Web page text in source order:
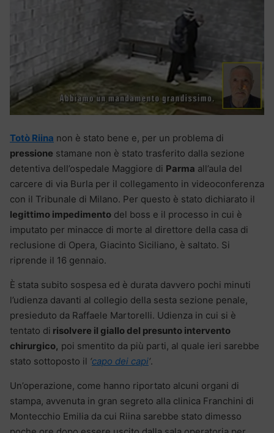
Totò Riina non è stato bene e, per un problema di
pressione stamane non è stato trasferito dalla sezione
detentiva dell’ospedale Maggiore di Parma all’aula del
carcere di via Burla per il collegamento in videoconferenza
con il Tribunale di Milano. Per questo è stato dichiarato il
legittimo impedimento del boss e il processo in cui è
imputato per minacce di morte al direttore della casa di
reclusione di Opera, Giacinto Siciliano, è saltato. Si
riprende il 16 gennaio.
È stata subito sospesa ed è durata davvero pochi minuti
l’udienza davanti al collegio della sesta sezione penale,
presieduto da Raffaele Martorelli. Udienza in cui si è
tentato di risolvere il giallo del presunto intervento
chirurgico, poi smentito da più parti, al quale ieri sarebbe
stato sottoposto il ‘capo dei capi‘.
Un’operazione, come hanno riportato alcuni organi di
stampa, avvenuta in gran segreto alla clinica Franchini di
Montecchio Emilia da cui Riina sarebbe stato dimesso